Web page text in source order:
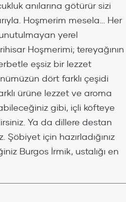
anılarına götürür sizi
Hoşmerim mesela… Her
yerel
Hoşmerimi; tereyağının
eşsiz bir lezzet
dört farklı çeşidi
ürüne lezzet ve aroma
gibi, içli köfteye
Ya da dillere destan
Şöbiyet için hazırladığınız
Burgos İrmik, ustalığı en